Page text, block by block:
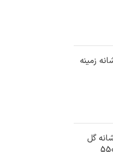
افرند 1200 شانه زمینه
افرند 1500 شانه گل